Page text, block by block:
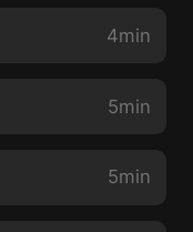
4min
5min
5min